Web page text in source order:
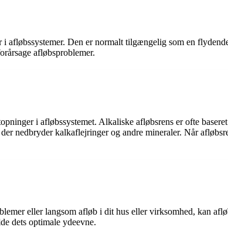
Den er normalt tilgængelig som en
afløbsproblemer.
i afløbssystemet. Alkaliske afløbsrens er ofte
nedbryder kalkaflejringer og andre mineraler. Når
eller langsom afløb i dit hus eller virksomhed, kan
dets optimale ydeevne.